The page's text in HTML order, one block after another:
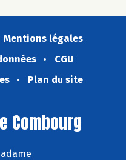
Mentions légales
CGU
Plan du site
Combourg